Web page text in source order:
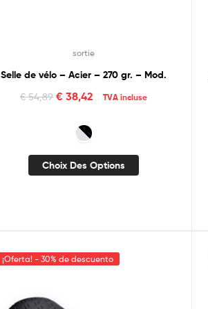
sortie
Selle de vélo – Acier – 270 gr. – Mod.
€54,89 € 38,42 TVA incluse
Choix Des Options
¡Oferta! - 30% de descuento